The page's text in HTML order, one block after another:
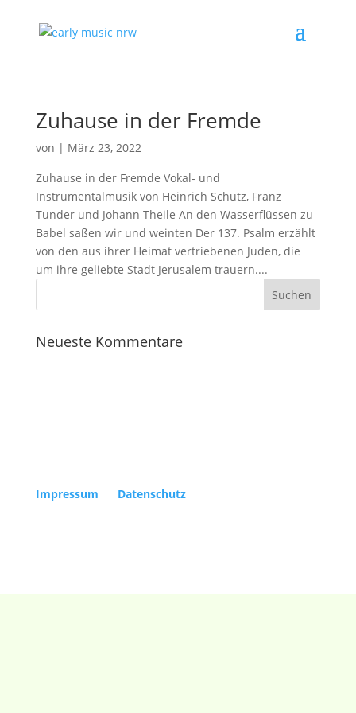
Zuhause in der Fremde
von | März 23, 2022
Zuhause in der Fremde Vokal- und
Instrumentalmusik von Heinrich Schütz, Franz
Tunder und Johann Theile An den Wasserflüssen zu
Babel saßen wir und weinten Der 137. Psalm erzählt
von den aus ihrer Heimat vertriebenen Juden, die
um ihre geliebte Stadt Jerusalem trauern....
Neueste Kommentare
Impressum
Datenschutz